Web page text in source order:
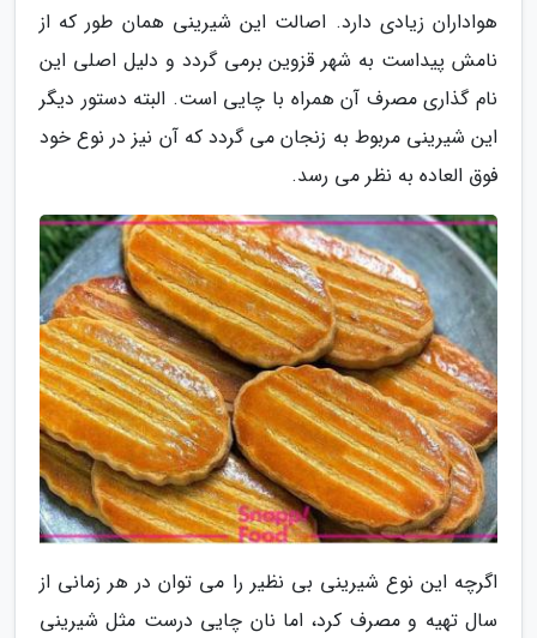
هواداران زیادی دارد. اصالت این شیرینی همان طور که از
نامش پیداست به شهر قزوین برمی گردد و دلیل اصلی این
نام گذاری مصرف آن همراه با چایی است. البته دستور دیگر
این شیرینی مربوط به زنجان می گردد که آن نیز در نوع خود
فوق العاده به نظر می رسد.
اگرچه این نوع شیرینی بی نظیر را می توان در هر زمانی از
سال تهیه و مصرف کرد، اما نان چایی درست مثل شیرینی